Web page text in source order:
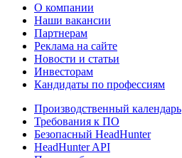
О компании
Наши вакансии
Партнерам
Реклама на сайте
Новости и статьи
Инвесторам
Кандидаты по профессиям
Производственный календарь
Требования к ПО
Безопасный HeadHunter
HeadHunter API